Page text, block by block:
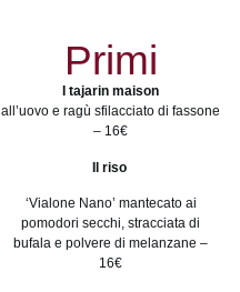
Primi
I tajarin maison
all’uovo e ragù sfilacciato di fassone
– 16€
Il riso
‘Vialone Nano’ mantecato ai
pomodori secchi, stracciata di
bufala e polvere di melanzane –
16€